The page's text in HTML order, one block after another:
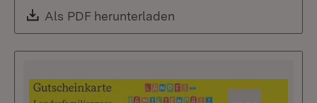
Download:
Als PDF herunterladen